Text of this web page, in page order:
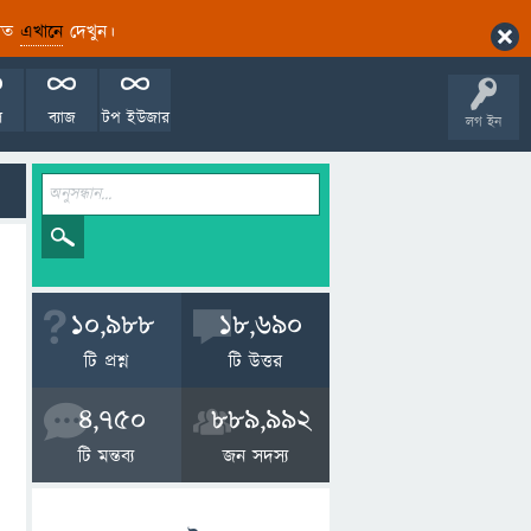
এখানেদেখুন।
লগ ইন
টপ ইউজার
ব্যাজ
10,988
টি প্রশ্ন
18,690
টি উত্তর
4,750
টি মন্তব্য
889,992
জন সদস্য